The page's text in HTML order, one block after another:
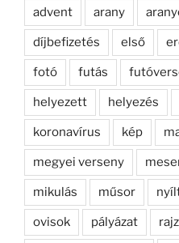
advent arany
díjbefizetés első
fotó futás
helyezett helyezés
koronavírus kép
megyei verseny
mikulás műsor
ovisok pályázat rajz